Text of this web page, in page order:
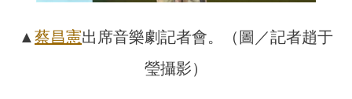
▲ 蔡昌憲出席音樂劇記者會。（圖／記者趙于
瑩攝影）